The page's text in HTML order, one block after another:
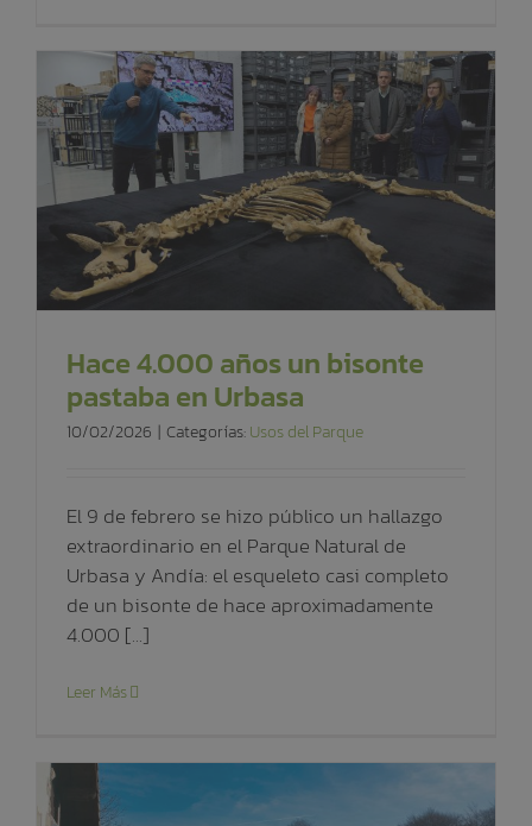
Hace 4.000 años un bisonte
pastaba en Urbasa
10/02/2026 | Categorías:Usos del Parque
El 9 de febrero se hizo público un hallazgo
extraordinario en el Parque Natural de
Urbasa y Andía: el esqueleto casi completo
de un bisonte de hace aproximadamente
4.000 [...]
Leer Más